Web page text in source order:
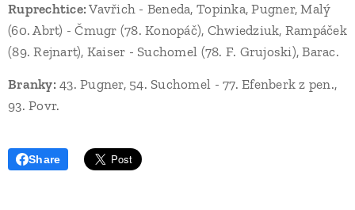
Ruprechtice: Vavřich - Beneda, Topinka, Pugner, Malý
(60. Abrt) - Čmugr (78. Konopáč), Chwiedziuk, Rampáček
(89. Rejnart), Kaiser - Suchomel (78. F. Grujoski), Barac.
Branky: 43. Pugner, 54. Suchomel - 77. Efenberk z pen.,
93. Povr.
Share